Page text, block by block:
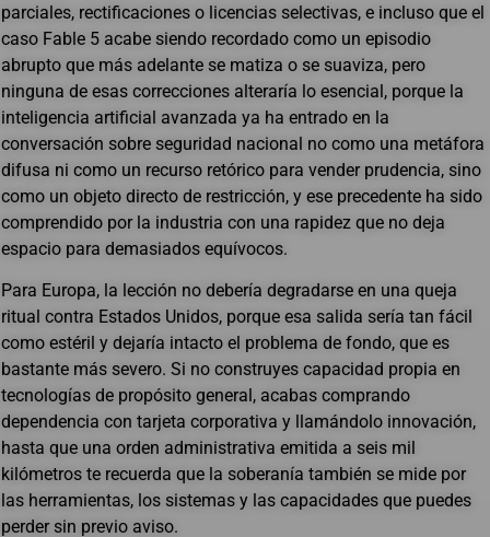
parciales, rectificaciones o licencias selectivas, e incluso que el
caso Fable 5 acabe siendo recordado como un episodio
abrupto que más adelante se matiza o se suaviza, pero
ninguna de esas correcciones alteraría lo esencial, porque la
inteligencia artificial avanzada ya ha entrado en la
conversación sobre seguridad nacional no como una metáfora
difusa ni como un recurso retórico para vender prudencia, sino
como un objeto directo de restricción, y ese precedente ha sido
comprendido por la industria con una rapidez que no deja
espacio para demasiados equívocos.
Para Europa, la lección no debería degradarse en una queja
ritual contra Estados Unidos, porque esa salida sería tan fácil
como estéril y dejaría intacto el problema de fondo, que es
bastante más severo. Si no construyes capacidad propia en
tecnologías de propósito general, acabas comprando
dependencia con tarjeta corporativa y llamándolo innovación,
hasta que una orden administrativa emitida a seis mil
kilómetros te recuerda que la soberanía también se mide por
las herramientas, los sistemas y las capacidades que puedes
perder sin previo aviso.